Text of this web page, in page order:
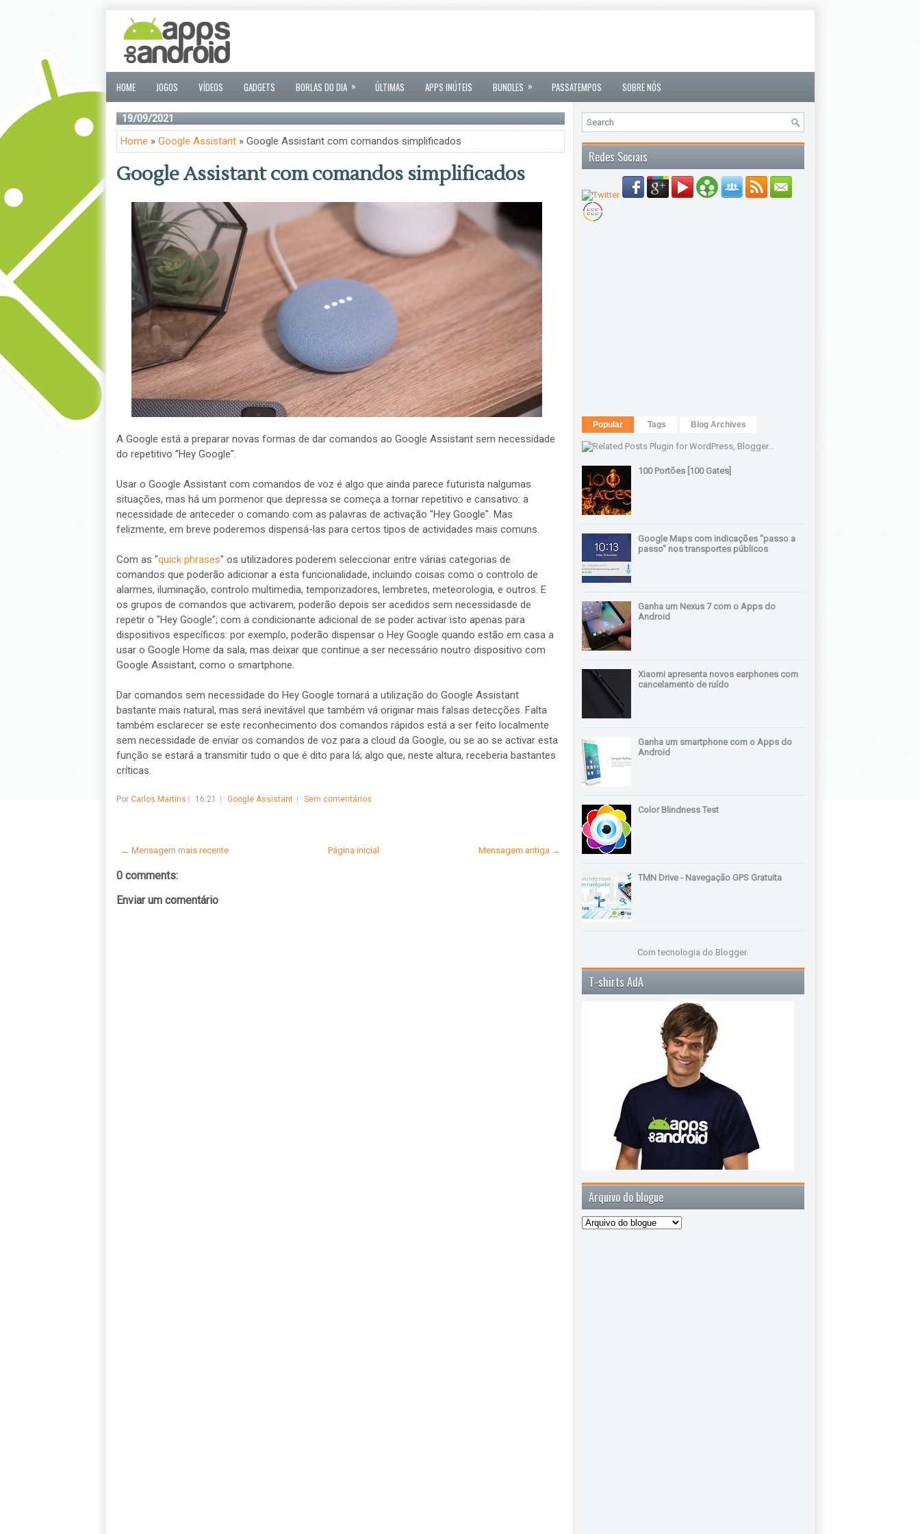
HOME JOGOS VÍDEOS GADGETS BORLAS DO DIA » ÚLTIMAS APPS INÚTEIS BUNDLES » PASSATEMPOS SOBRE NÓS
19/09/2021
Home » Google Assistant» Google Assistant com comandos simplificados
Google Assistant com comandos simplificados
A Google está a preparar novas formas de dar comandos ao Google Assistant sem necessidade
do repetitivo "Hey Google".
Usar o Google Assistant com comandos de voz é algo que ainda parece futurista nalgumas
situações, mas há um pormenor que depressa se começa a tornar repetitivo e cansativo: a
necessidade de anteceder o comando com as palavras de activação "Hey Google". Mas
felizmente, em breve poderemos dispensá-las para certos tipos de actividades mais comuns.
Com as "quick phrases" os utilizadores poderem seleccionar entre várias categorias de
comandos que poderão adicionar a esta funcionalidade, incluindo coisas como o controlo de
alarmes, iluminação, controlo multimedia, temporizadores, lembretes, meteorologia, e outros. E
os grupos de comandos que activarem, poderão depois ser acedidos sem necessidasde de
repetir o "Hey Google"; com a condicionante adicional de se poder activar isto apenas para
dispositivos específicos: por exemplo, poderão dispensar o Hey Google quando estão em casa a
usar o Google Home da sala, mas deixar que continue a ser necessário noutro dispositivo com
Google Assistant, como o smartphone.
Dar comandos sem necessidade do Hey Google tornará a utilização do Google Assistant
bastante mais natural, mas será inevitável que também vá originar mais falsas detecções. Falta
também esclarecer se este reconhecimento dos comandos rápidos está a ser feito localmente
sem necessidade de enviar os comandos de voz para a cloud da Google, ou se ao se activar esta
função se estará a transmitir tudo o que é dito para lá; algo que, neste altura, receberia bastantes
críticas.
Por Carlos Martins 16:21 Google Assistant Sem comentários
← Mensagem mais recente Mensagem antiga →
Página inicial
0 comments:
Enviar um comentário
Redes Sociais
Popular Tags Blog Archives
100 Portões [100 Gates]
Google Maps com indicações "passo a
passo" nos transportes públicos
Ganha um Nexus 7 com o Apps do
Android
Xiaomi apresenta novos earphones com
cancelamento de ruído
Ganha um smartphone com o Apps do
Android
Color Blindness Test
TMN Drive - Navegação GPS Gratuita
Com tecnologia do Blogger.
T-shirts AdA
Arquivo do blogue